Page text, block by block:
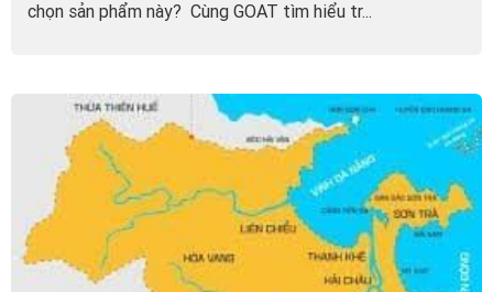
chọn sản phẩm này? Cùng GOAT tìm hiểu tr...